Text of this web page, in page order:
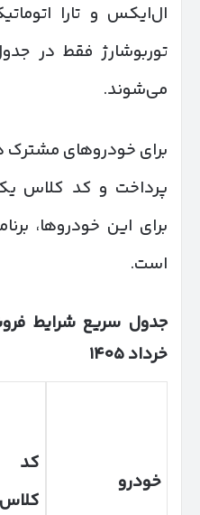
می‌شوند.
برای خودروهای مشترک
پرداخت و کد کلاس
برای این خودروها،
است.
جدول سریع شرایط
خرداد۱۴۰۵
خودرو
کد
کلاس